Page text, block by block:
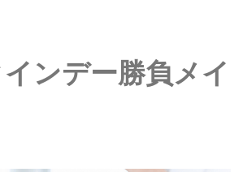
ンデー勝負メイ